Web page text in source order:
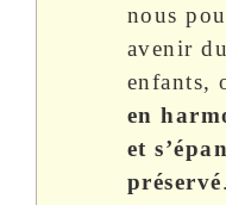
nous
avenir
enfants,
en
et
préservé.